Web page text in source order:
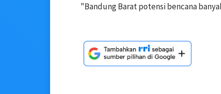
"Bandung Barat potensi bencana